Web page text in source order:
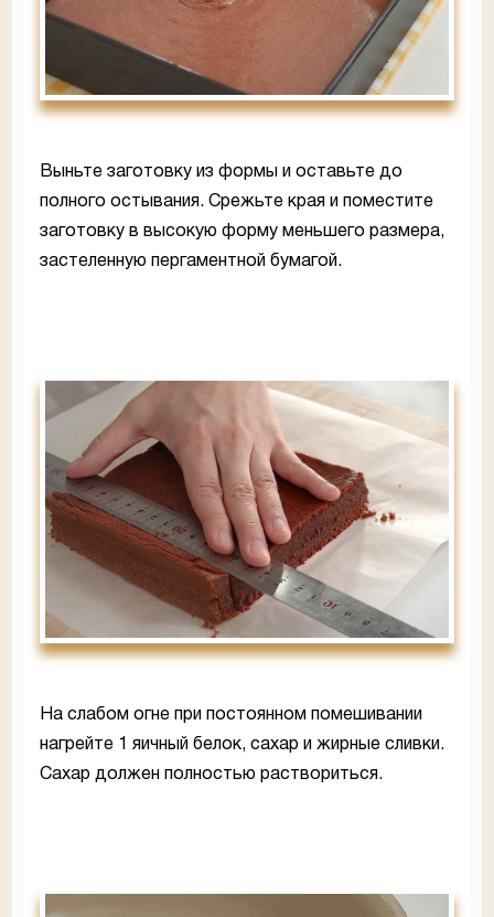
Выньте заготовку из формы и оставьте до
полного остывания. Срежьте края и поместите
заготовку в высокую форму меньшего размера,
застеленную пергаментной бумагой.
На слабом огне при постоянном помешивании
нагрейте 1 яичный белок, сахар и жирные сливки.
Сахар должен полностью раствориться.